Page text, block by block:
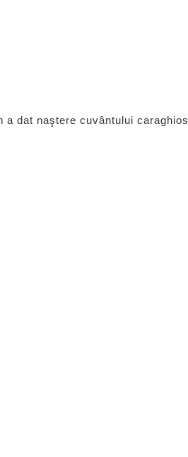
a dat naştere cuvântului caraghios